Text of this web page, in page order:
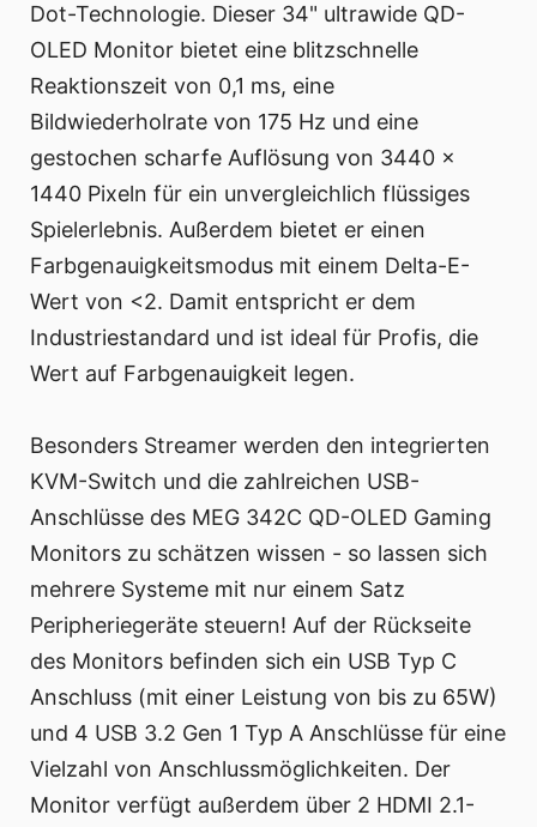
Dot-Technologie. Dieser 34" ultrawide QD-
OLED Monitor bietet eine blitzschnelle
Reaktionszeit von 0,1 ms, eine
Bildwiederholrate von 175 Hz und eine
gestochen scharfe Auflösung von 3440 x
1440 Pixeln für ein unvergleichlich flüssiges
Spielerlebnis. Außerdem bietet er einen
Farbgenauigkeitsmodus mit einem Delta-E-
Wert von <2. Damit entspricht er dem
Industriestandard und ist ideal für Profis, die
Wert auf Farbgenauigkeit legen.
Besonders Streamer werden den integrierten
KVM-Switch und die zahlreichen USB-
Anschlüsse des MEG 342C QD-OLED Gaming
Monitors zu schätzen wissen - so lassen sich
mehrere Systeme mit nur einem Satz
Peripheriegeräte steuern! Auf der Rückseite
des Monitors befinden sich ein USB Typ C
Anschluss (mit einer Leistung von bis zu 65W)
und 4 USB 3.2 Gen 1 Typ A Anschlüsse für eine
Vielzahl von Anschlussmöglichkeiten. Der
Monitor verfügt außerdem über 2 HDMI 2.1-